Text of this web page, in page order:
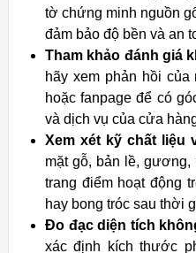
tờ chứng minh nguồn
đảm bảo độ bền và an
Tham khảo đánh giá
hãy xem phản hồi
hoặc fanpage để có
và dịch vụ của cửa
Xem xét kỹ chất liệu
mặt gỗ, bản lề,
trang điểm hoạt động
hay bong tróc sau thời
Đo đạc diện tích
xác định kích thước